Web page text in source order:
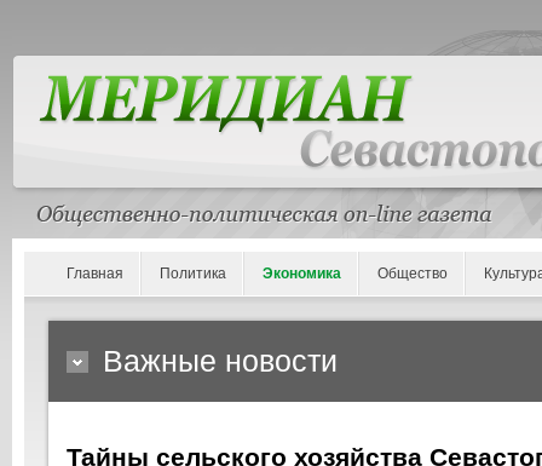
Главная Политика Экономика Общество
Важные новости
Тайны сельского хозяйства